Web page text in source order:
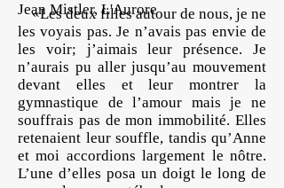
Jean Mistler, L'Aurore
«Les deux filles autour de nous, je ne
les voyais pas. Je n’avais pas envie de
les voir; j’aimais leur présence. Je
n’aurais pu aller jusqu’au mouvement
devant elles et leur montrer la
gymnastique de l’amour mais je ne
souffrais pas de mon immobilité. Elles
retenaient leur souffle, tandis qu’Anne
et moi accordions largement le nôtre.
L’une d’elles posa un doigt le long de